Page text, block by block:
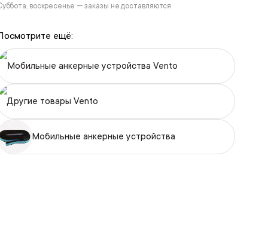
воскресенье — заказы не доставляются
ещё:
Мобильные анкерные устройства Vento
Другие товары Vento
Мобильные анкерные устройства